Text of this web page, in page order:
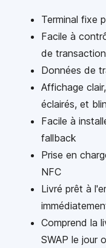
Terminal fixe
Facile à
de
Données de
Affichage
éclairés, et
Facile à
fallback
Prise en
NFC
Livré prêt à
Comprend la
SWAP le jour